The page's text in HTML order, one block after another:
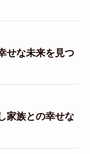
せな未来を見つ
家族との幸せな